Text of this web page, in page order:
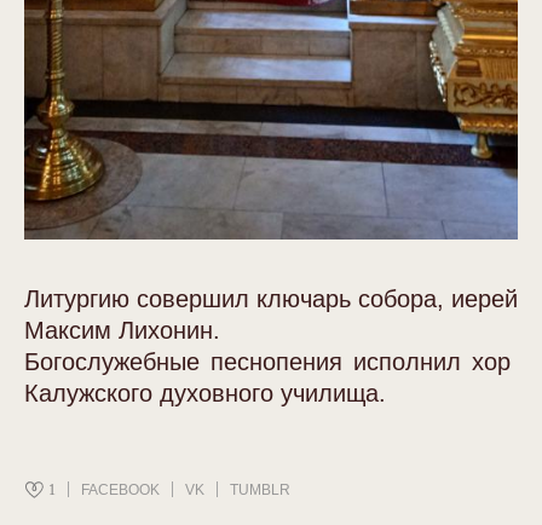
Литургию совершил ключарь собора, иерей
Максим Лихонин.
Богослужебные песнопения исполнил хор
Калужского духовного училища.
1 FACEBOOK VK TUMBLR